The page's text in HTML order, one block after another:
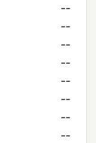
--
--
--
--
--
--
--
--